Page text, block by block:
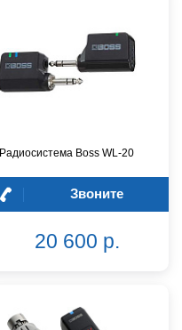
Радиосистема Boss WL-20
Звоните
20 600 р.